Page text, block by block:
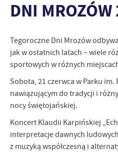
DNI
Tegoroczne Dni Mrozów
jak w ostatnich latach – wiele
sportowych w różnych
Sobota, 21 czerwca w Parku
nawiązującym do tradycji i
nocy świętojańskiej.
Koncert Klaudii Karpińskiej
interpretacje dawnych
z muzyką współczesną i
logowania czy wypełniania
strona, z której korzystasz, może
Tego typu pliki cookies
zapamiętanie wprowadzonych
personalizację określonych
treści.
Dzięki tym plikom cookies
korzystania z funkcjonalności
jej do Twoich indywidualnych
funkcjonalne i personalizacyjne
dostępność większej ilości funkcji
Więcej
Analityczne
Analityczne pliki cookies pomagają
dostosowywać do Twoich potrzeb.